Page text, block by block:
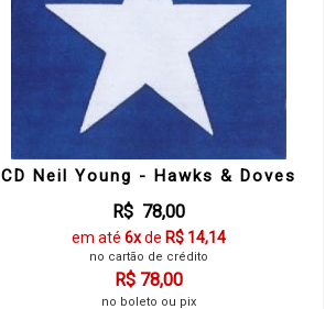
CD Neil Young - Hawks & Doves
R$ 78,00
em até 6xde R$ 14,14
no cartão de crédito
R$ 78,00
no boleto ou pix